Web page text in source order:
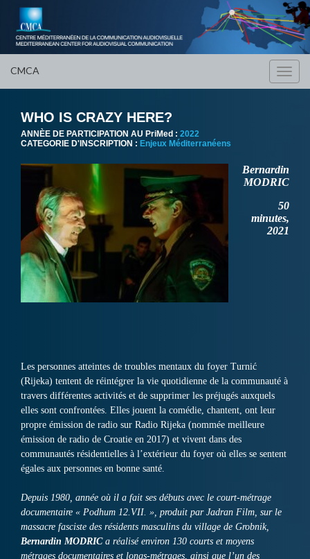
CMCA
WHO IS CRAZY HERE?
ANNÈE DE PARTICIPATION AU PriMed : 2022
CATEGORIE D'INSCRIPTION : Enjeux Méditerranéens
Bernardin
MODRIC
50
minutes,
2021
Les personnes atteintes de troubles mentaux du foyer Turnić
(Rijeka) tentent de réintégrer la vie quotidienne de la communauté à
travers différentes activités et de supprimer les préjugés auxquels
elles sont confrontées. Elles jouent la comédie, chantent, ont leur
propre émission de radio sur Radio Rijeka (nommée meilleure
émission de radio de Croatie en 2017) et vivent dans des
communautés résidentielles à l’extérieur du foyer où elles se sentent
égales aux personnes en bonne santé.
Depuis 1980, année où il a fait ses débuts avec le court-métrage
documentaire « Podhum 12.VII. », produit par Jadran Film, sur le
massacre fasciste des résidents masculins du village de Grobnik,
Bernardin MODRICa réalisé environ 130 courts et moyens
métrages documentaires et longs-métrages, ainsi que l’un des